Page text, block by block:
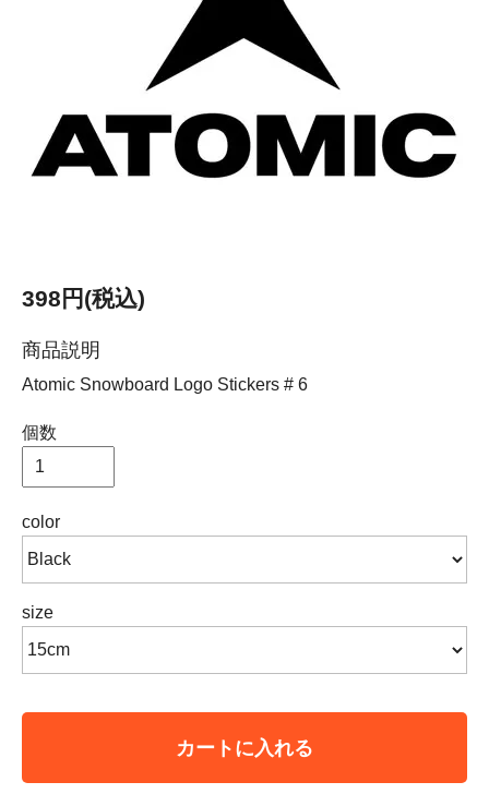
398円(税込)
商品説明
Atomic Snowboard Logo Stickers # 6
個数
color
size
カートに入れる